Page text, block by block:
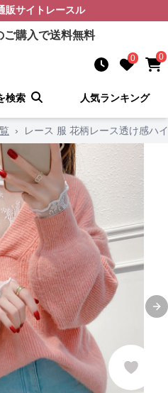
販サイト レースル
ご購入で送料無料
0 0
検索 人気ランキング
› レース 服 花柄レース透け感ハ